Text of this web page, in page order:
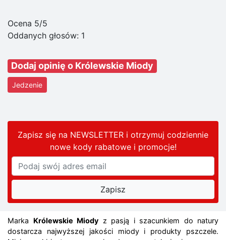
Ocena 5/5
Oddanych głosów: 1
Dodaj opinię o Królewskie Miody
Jedzenie
Zapisz się na NEWSLETTER i otrzymuj codziennie
nowe kody rabatowei promocje!
Marka Królewskie Miody z pasją i szacunkiem do natury
dostarcza najwyższej jakości miody i produkty pszczele.